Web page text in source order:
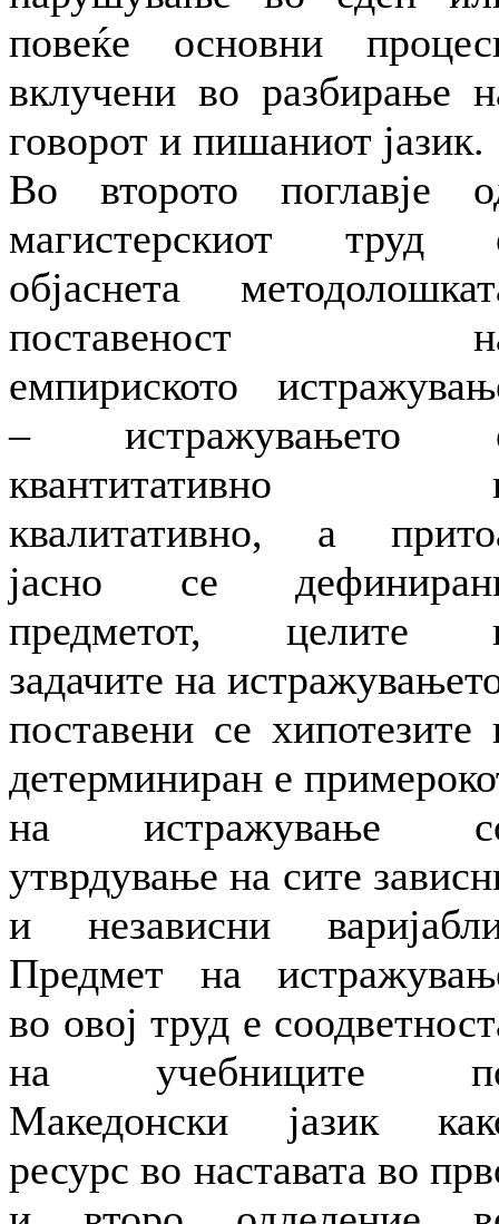
повеќе основни
вклучени во разбирање
говорот и пишаниот јазик.
Во второто поглавје
магистерскиот труд
објаснета
поставеност
емпириското
– истражувањето
квантитативно
квалитативно, a
јасно се
предметот, целите
задачите на
поставени се хипотезите
детерминиран е
на истражување
утврдување на сите
и независни
Предмет на
во овој труд е
на учебниците
Македонски јазик
ресурс во наставата во